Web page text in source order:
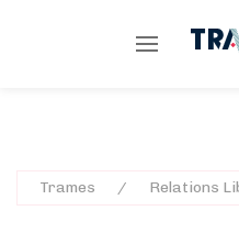
Trames Relations